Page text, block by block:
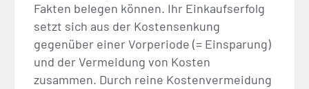
Fakten belegen können. Ihr Einkaufserfolg
setzt sich aus der Kostensenkung
gegenüber einer Vorperiode (= Einsparung)
und der Vermeidung von Kosten
zusammen. Durch reine Kostenvermeidung